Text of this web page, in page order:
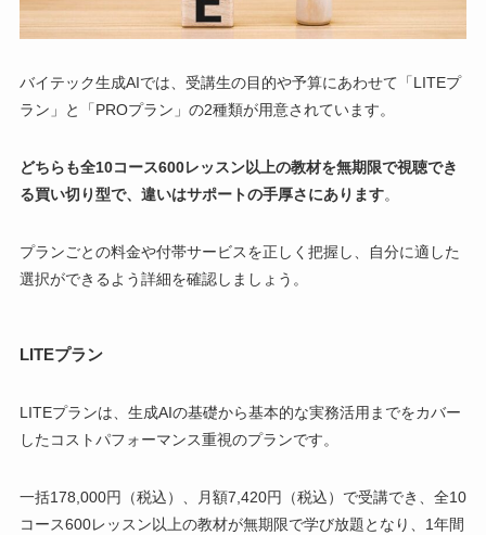
バイテック生成AIでは、受講生の目的や予算にあわせて「LITEプ
ラン」と「PROプラン」の2種類が用意されています。
どちらも全10コース600レッスン以上の教材を無期限で視聴でき
る買い切り型で、違いはサポートの手厚さにあります。
プランごとの料金や付帯サービスを正しく把握し、自分に適した
選択ができるよう詳細を確認しましょう。
LITEプラン
LITEプランは、生成AIの基礎から基本的な実務活用までをカバー
したコストパフォーマンス重視のプランです。
一括178,000円（税込）、月額7,420円（税込）で受講でき、全10
コース600レッスン以上の教材が無期限で学び放題となり、1年間